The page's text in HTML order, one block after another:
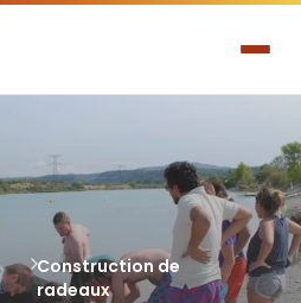
Construction de
radeaux